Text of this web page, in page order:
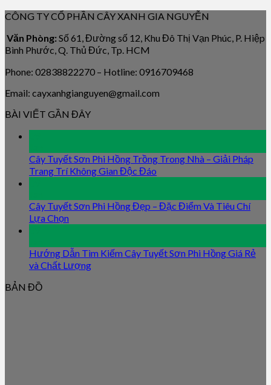
CÔNG TY CỔ PHẦN CÂY XANH GIA NGUYỄN
Văn Phòng: Số 61, Đường số 12, Khu Đô Thị Vạn Phúc, P. Hiệp
Bình Phước, Q. Thủ Đức, Tp. HCM
Phone: 02838822270 – Hotline: 0916709468
Email: cayxanhgianguyen@gmail.com
BÀI VIẾT GẦN ĐÂY
Cây Tuyết Sơn Phi Hồng Trồng Trong Nhà – Giải Pháp
Trang Trí Không Gian Độc Đáo
Cây Tuyết Sơn Phi Hồng Đẹp – Đặc Điểm Và Tiêu Chí
Lựa Chọn
Hướng Dẫn Tìm Kiếm Cây Tuyết Sơn Phi Hồng Giá Rẻ
và Chất Lượng
BẢN ĐỒ